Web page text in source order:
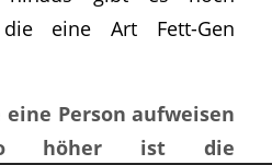
eine Art Fett-Gen
eine Person aufweisen
höher ist die